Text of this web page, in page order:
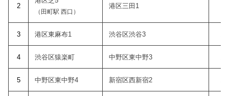
2
（田町駅 西口）
港区三田1
3 港区東麻布1 渋谷区渋谷3
4 渋谷区猿楽町 中野区東中野3
5 中野区東中野4 新宿区西新宿2